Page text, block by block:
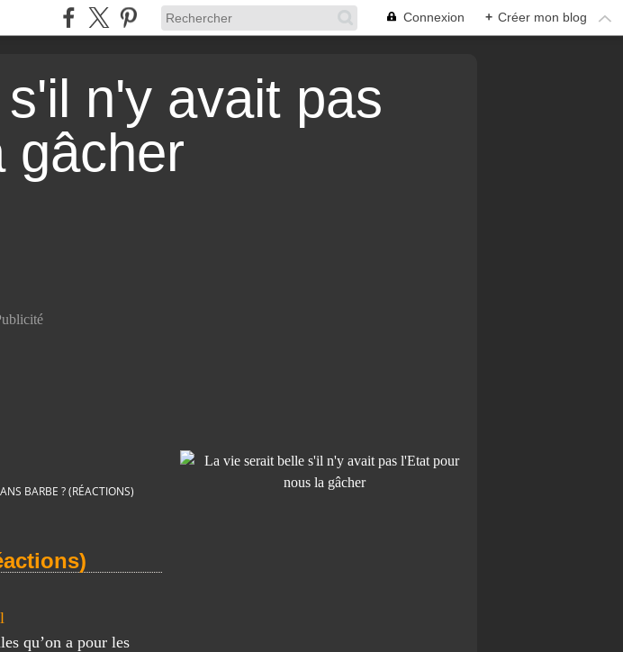
Connexion + Créer mon blog
n'y avait pas
gâcher
BARBE ? (RÉACTIONS)
qu’on a pour les